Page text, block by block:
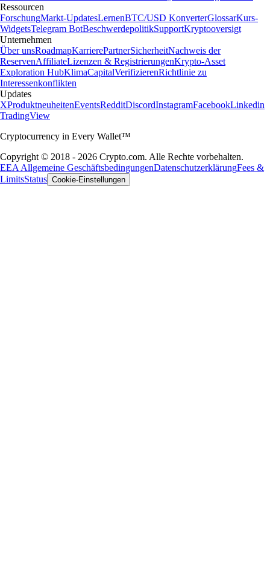
Ressourcen
ForschungMarkt-UpdatesLernenBTC/USD KonverterGlossarKurs-
WidgetsTelegram BotBeschwerdepolitikSupportKryptooversigt
Unternehmen
Über unsRoadmapKarrierePartnerSicherheitNachweis der
ReservenAffiliateLizenzen & RegistrierungenKrypto-Asset
Exploration HubKlimaCapitalVerifizierenRichtlinie zu
Interessenkonflikten
Updates
XProduktneuheitenEventsRedditDiscordInstagramFacebookLinkedin
TradingView
Cryptocurrency in Every Wallet™
Copyright © 2018 - 2026 Crypto.com. Alle Rechte vorbehalten.
EEA Allgemeine GeschäftsbedingungenDatenschutzerklärungFees &
LimitsStatus Cookie-Einstellungen